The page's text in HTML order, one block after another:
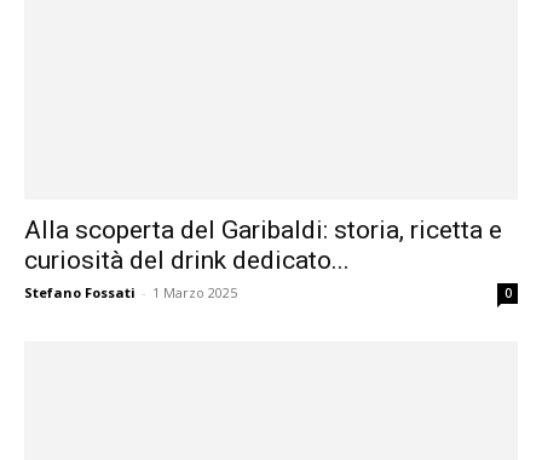
Alla scoperta del Garibaldi: storia, ricetta e
curiosità del drink dedicato...
Stefano Fossati - 1 Marzo 2025 0